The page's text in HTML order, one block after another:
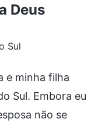
Deus
Sul
e minha filha
Sul. Embora eu
não se